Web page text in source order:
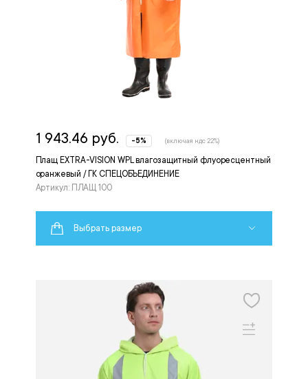
Плащ EXTRA-VISION WPL влагозащитный флуоресцентный
оранжевый / ГК СПЕЦОБЪЕДИНЕНИЕ
Артикул: ПЛАЩ 100
1 943.46 руб. -5% (включая ндс 22%)
Выбрать размер